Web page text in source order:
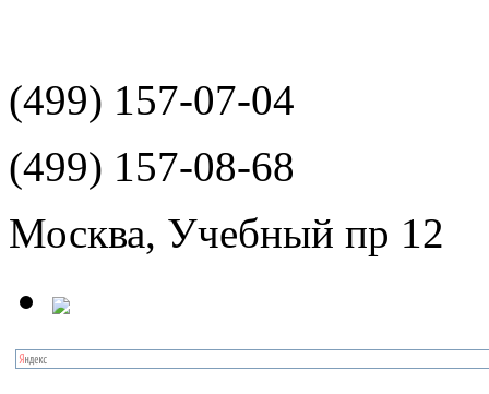
(499) 157-07-04
(499) 157-08-68
Москва, Учебный пр 12